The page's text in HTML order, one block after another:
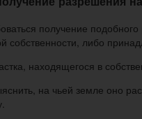
получение
собственности, либо
находящегося в
на чьей земле оно